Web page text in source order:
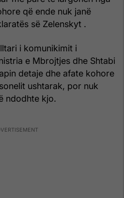
që ende nuk janë
së Zelenskyt .
i komunikimit i
e Mbrojtjes dhe Shtabi
detaje dhe afate kohore
ushtarak, por nuk
ndodhte kjo.